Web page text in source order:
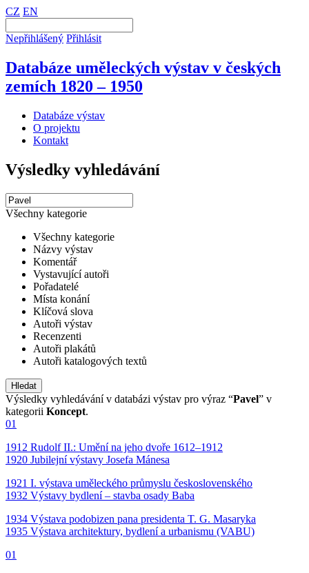
CZ EN
Nepřihlášený Přihlásit
Databáze uměleckých výstav v českých
zemích 1820 – 1950
Databáze výstav
O projektu
Kontakt
Výsledky vyhledávání
Všechny kategorie
Všechny kategorie
Názvy výstav
Komentář
Vystavující autoři
Pořadatelé
Místa konání
Klíčová slova
Autoři výstav
Recenzenti
Autoři plakátů
Autoři katalogových textů
Výsledky vyhledávání v databázi výstav pro výraz “Pavel” v
kategorii Koncept.
01
1912 Rudolf II.: Umění na jeho dvoře 1612–1912
1920 Jubilejní výstavy Josefa Mánesa
1921 I. výstava uměleckého průmyslu československého
1932 Výstavy bydlení – stavba osady Baba
1934 Výstava podobizen pana presidenta T. G. Masaryka
1935 Výstava architektury, bydlení a urbanismu (VABU)
01